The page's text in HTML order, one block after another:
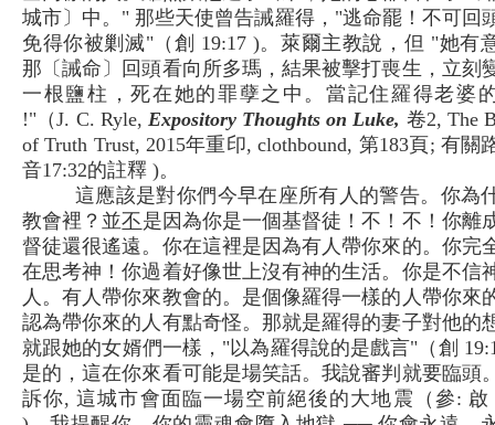
城市〕中。" 那些天使曾告誡羅得，"逃命罷！不可回
免得你被剿滅"（創 19:17 )。萊爾主教說，但 "她有
那〔誡命〕回頭看向所多瑪，結果被擊打喪生，立刻
一根鹽柱，死在她的罪孽之中。當記住羅得老婆
!"（J. C. Ryle, Expository Thoughts on Luke, 卷2, The
of Truth Trust, 2015年重印, clothbound, 第183頁; 有關
音17:32的註釋 )。
這應該是對你們今早在座所有人的警告。你為
教會裡？並不是因為你是一個基督徒！不！不！你離
督徒還很遙遠。你在這裡是因為有人帶你來的。你完
在思考神！你過着好像世上沒有神的生活。你是不信
人。有人帶你來教會的。是個像羅得一樣的人帶你來
認為帶你來的人有點奇怪。那就是羅得的妻子對他的
就跟她的女婿們一樣，"以為羅得說的是戲言"（創
是的，這在你來看可能是場笑話。我說審判就要臨頭
訴你, 這城市會面臨一場空前絕後的大地震（參: 啟